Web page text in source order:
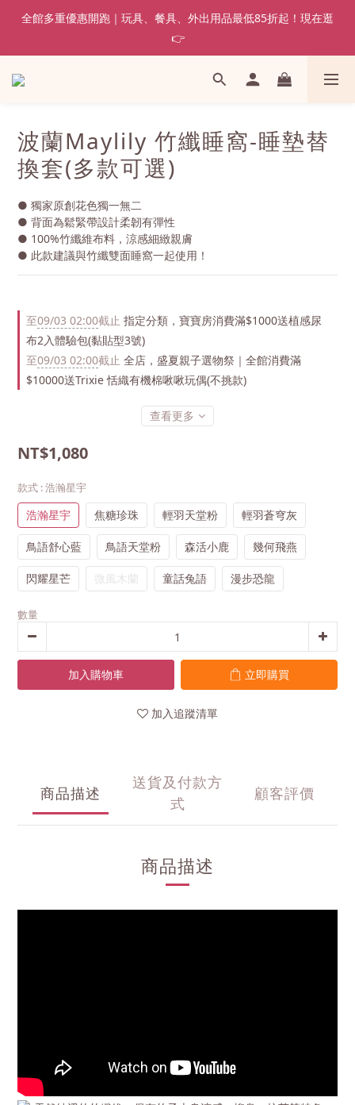
全館多重優惠開跑｜玩具、餐具、外出用品最低85折起！現在逛
👉
波蘭Maylily 竹纖睡窩-睡墊替
換套(多款可選)
● 獨家原創花色獨一無二
● 背面為鬆緊帶設計柔韌有彈性
● 100%竹纖維布料，涼感細緻親膚
● 此款建議與竹纖雙面睡窩一起使用！
至09/03 02:00截止 指定分類，寶寶房消費滿$1000送植感尿
布2入體驗包(黏貼型3號)
至09/03 02:00截止 全店，盛夏親子選物祭｜全館消費滿
$10000送Trixie 恬織有機棉啾啾玩偶(不挑款)
查看更多
NT$1,080
款式 : 浩瀚星宇
浩瀚星宇 焦糖珍珠 輕羽天堂粉 輕羽蒼穹灰
鳥語舒心藍 鳥語天堂粉 森活小鹿 幾何飛燕
閃耀星芒 微風木蘭 童話兔語 漫步恐龍
數量
加入購物車 立即購買
加入追蹤清單
商品描述
送貨及付款方
式
顧客評價
商品描述